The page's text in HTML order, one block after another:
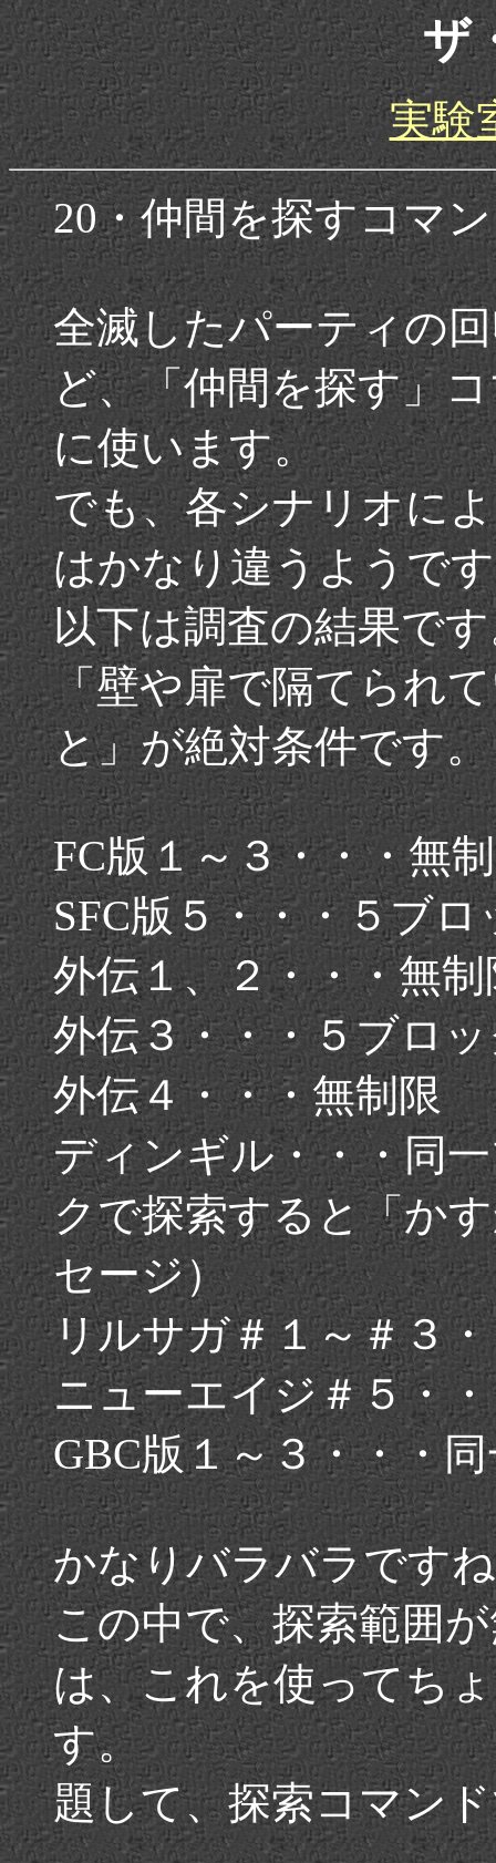
ザ
実験
20・仲間を探すコマ
全滅したパーティの
ど、「仲間を探す」
に使います。
でも、各シナリオに
はかなり違うようで
以下は調査の結果で
「壁や扉で隔てられ
と」が絶対条件です。
FC版１～３・・・無
SFC版５・・・５ブロ
外伝１、２・・・無制
外伝３・・・５ブロ
外伝４・・・無制限
ディンギル・・・同
クで探索すると「か
セージ）
リルサガ＃１～＃３
ニューエイジ＃５・
GBC版１～３・・・
かなりバラバラです
この中で、探索範囲
は、これを使ってち
す。
題して、探索コマン